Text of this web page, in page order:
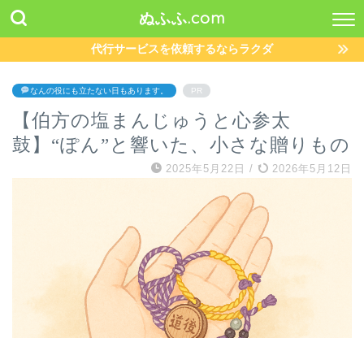
ぬふふ.com
代行サービスを依頼するならラクダ
なんの役にも立たない日もあります。 PR
【伯方の塩まんじゅうと心参太
鼓】“ぽん”と響いた、小さな贈りもの
2025年5月22日 / 2026年5月12日